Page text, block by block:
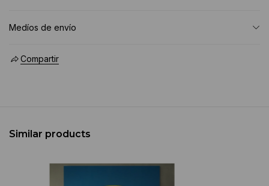
Medíos de envío
Compartir
Similar products